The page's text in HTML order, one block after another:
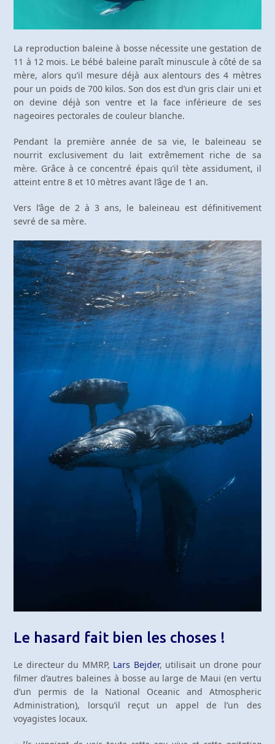
La reproduction baleine à bosse nécessite une gestation de
11 à 12 mois. Le bébé baleine paraît minuscule à côté de sa
mère, alors qu’il mesure déjà aux alentours des 4 mètres
pour un poids de 700 kilos. Son dos est d’un gris clair uni et
on devine déjà son ventre et la face inférieure de ses
nageoires pectorales de couleur blanche.
Pendant la première année de sa vie, le baleineau se
nourrit exclusivement du lait extrêmement riche de sa
mère. Grâce à ce concentré épais qu’il tète assidument, il
atteint entre 8 et 10 mètres avant l’âge de 1 an.
Vers l’âge de 2 à 3 ans, le baleineau est définitivement
sevré de sa mère.
Le hasard fait bien les choses !
Le directeur du MMRP, Lars Bejder, utilisait un drone pour
filmer d’autres baleines à bosse au large de Maui (en vertu
d’un permis de la National Oceanic and Atmospheric
Administration), lorsqu’il reçut un appel de l’un des
voyagistes locaux.